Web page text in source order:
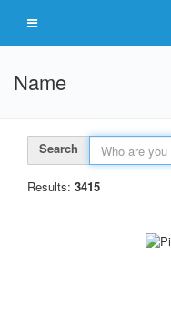
Name
Search
Results: 3415